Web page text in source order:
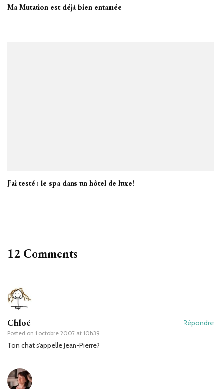
Ma Mutation est déjà bien entamée
J’ai testé : le spa dans un hôtel de luxe!
12 Comments
Chloé
Posted on 1 octobre 2007 at 10h39
Répondre
Ton chat s’appelle Jean-Pierre?